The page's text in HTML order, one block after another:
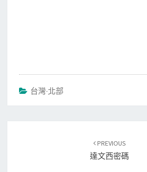
台灣‧北部
PREVIOUS
達文西密碼